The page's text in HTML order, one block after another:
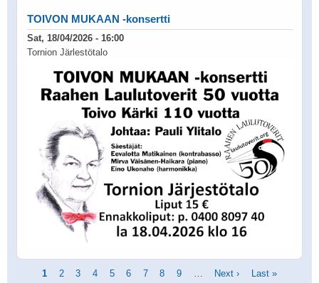
TOIVON MUKAAN -konsertti
Sat, 18/04/2026 - 16:00
Tornion Järlestötalo
Pagination
Current
1 Page
2 Page
3 Page
4 Page
5 Page
6 Page
7 Page
8 Page
9 … Next
Next › Last
Last »